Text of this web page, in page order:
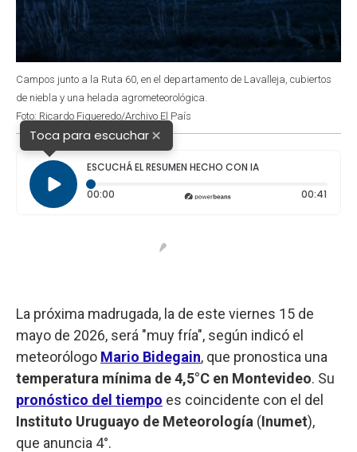
Campos junto a la Ruta 60, en el departamento de Lavalleja, cubiertos
de niebla y una helada agrometeorológica.
Foto: Ricardo Figueredo/Archivo El País
Toca para escuchar×
ESCUCHÁ EL RESUMEN HECHO CON IA
00:00 Tiempo transcurrido: 0 segundos 00:41
La próxima madrugada, la de este viernes 15 de
mayo de 2026, será "muy fría", según indicó el
meteorólogo Mario Bidegain, que pronostica una
temperatura mínima de 4,5°C en Montevideo. Su
pronóstico del tiempo es coincidente con el del
Instituto Uruguayo de Meteorología (Inumet),
que anuncia 4°.